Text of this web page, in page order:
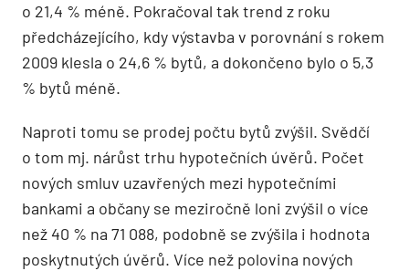
o 21,4 % méně. Pokračoval tak trend z roku
předcházejícího, kdy výstavba v porovnání s rokem
2009 klesla o 24,6 % bytů, a dokončeno bylo o 5,3
% bytů méně.
Naproti tomu se prodej počtu bytů zvýšil. Svědčí
o tom mj. nárůst trhu hypotečních úvěrů. Počet
nových smluv uzavřených mezi hypotečními
bankami a občany se meziročně loni zvýšil o více
než 40 % na 71 088, podobně se zvýšila i hodnota
poskytnutých úvěrů. Více než polovina nových